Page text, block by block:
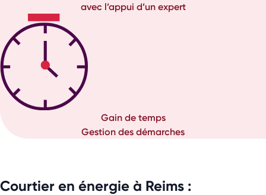
avec l’appui d’un expert
Gain de temps
Gestion des démarches
Courtier en énergie à Reims :